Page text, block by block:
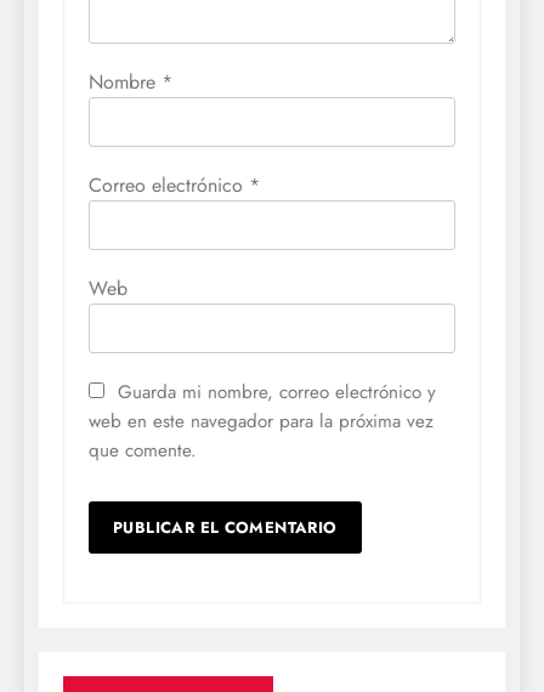
Nombre *
Correo electrónico *
Web
Guarda mi nombre, correo electrónico y
web en este navegador para la próxima vez
que comente.